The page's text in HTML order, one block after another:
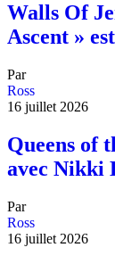
Walls Of
Ascent »
Par
Ross
16 juillet 2026
Queens of
avec Nikki
Par
Ross
16 juillet 2026